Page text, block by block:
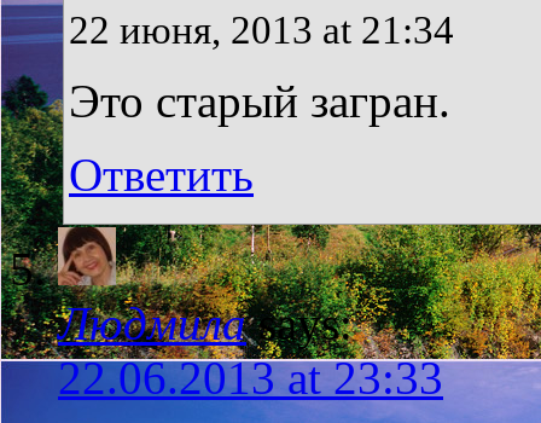
22 июня, 2013 at 21:34
Это старый загран.
Ответить
Людмила says:
22.06.2013 at 23:33